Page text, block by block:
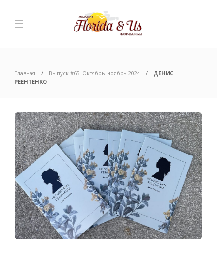
Главная Выпуск #65. Октябрь-ноябрь 2024
ДЕНИС
РЕЕНТЕНКО